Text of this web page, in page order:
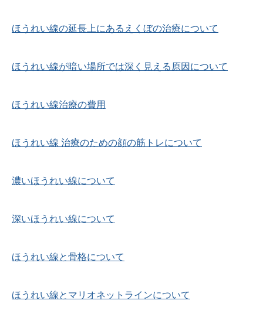
ほうれい線の延長上にあるえくぼの治療について
ほうれい線が暗い場所では深く見える原因について
ほうれい線治療の費用
ほうれい線 治療のための顔の筋トレについて
濃いほうれい線について
深いほうれい線について
ほうれい線と骨格について
ほうれい線とマリオネットラインについて